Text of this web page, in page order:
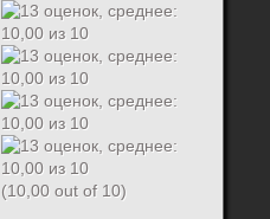
(10,00 out of 10)